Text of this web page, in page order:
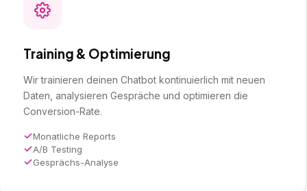
Training & Optimierung
Wir trainieren deinen Chatbot kontinuierlich mit neuen
Daten, analysieren Gespräche und optimieren die
Conversion-Rate.
Monatliche Reports
A/B Testing
Gesprächs-Analyse